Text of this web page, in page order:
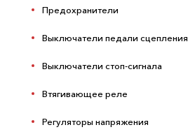
Предохранители
Выключатели педали сцепления
Выключатели стоп-сигнала
Втягивающее реле
Регуляторы напряжения